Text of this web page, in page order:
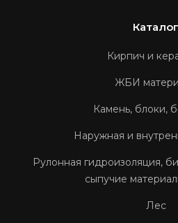
Каталог
Кирпич и
ЖБИ
Камень, блоки,
Наружная и
Рулонная гидроизоляция,
сыпучие
Лес